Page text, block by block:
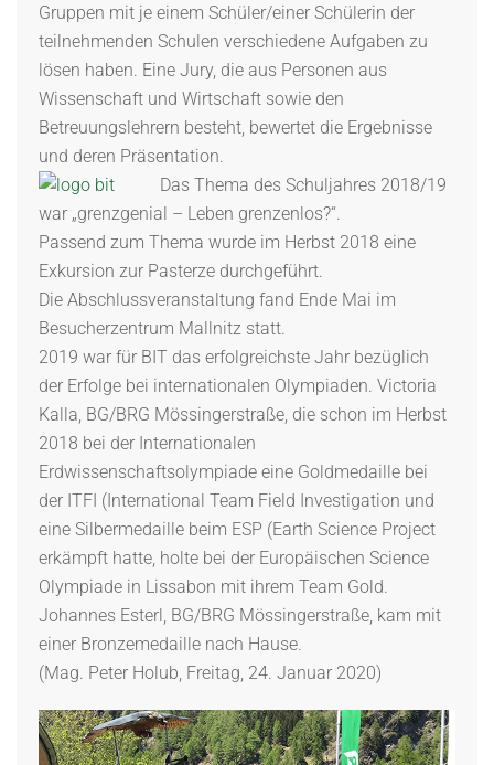
Gruppen mit je einem Schüler/einer Schülerin der
teilnehmenden Schulen verschiedene Aufgaben zu
lösen haben. Eine Jury, die aus Personen aus
Wissenschaft und Wirtschaft sowie den
Betreuungslehrern besteht, bewertet die Ergebnisse
und deren Präsentation.
Das Thema des Schuljahres 2018/19
war „grenzgenial – Leben grenzenlos?“.
Passend zum Thema wurde im Herbst 2018 eine
Exkursion zur Pasterze durchgeführt.
Die Abschlussveranstaltung fand Ende Mai im
Besucherzentrum Mallnitz statt.
2019 war für BIT das erfolgreichste Jahr bezüglich
der Erfolge bei internationalen Olympiaden. Victoria
Kalla, BG/BRG Mössingerstraße, die schon im Herbst
2018 bei der Internationalen
Erdwissenschaftsolympiade eine Goldmedaille bei
der ITFI (International Team Field Investigation und
eine Silbermedaille beim ESP (Earth Science Project
erkämpft hatte, holte bei der Europäischen Science
Olympiade in Lissabon mit ihrem Team Gold.
Johannes Esterl, BG/BRG Mössingerstraße, kam mit
einer Bronzemedaille nach Hause.
(Mag. Peter Holub, Freitag, 24. Januar 2020)